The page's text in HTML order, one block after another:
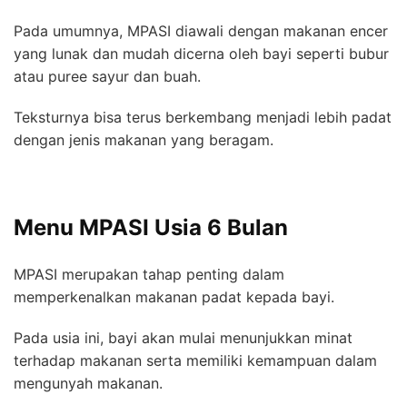
Pada umumnya, MPASI diawali dengan makanan encer
yang lunak dan mudah dicerna oleh bayi seperti bubur
atau puree sayur dan buah.
Teksturnya bisa terus berkembang menjadi lebih padat
dengan jenis makanan yang beragam.
Menu MPASI Usia 6 Bulan
MPASI merupakan tahap penting dalam
memperkenalkan makanan padat kepada bayi.
Pada usia ini, bayi akan mulai menunjukkan minat
terhadap makanan serta memiliki kemampuan dalam
mengunyah makanan.